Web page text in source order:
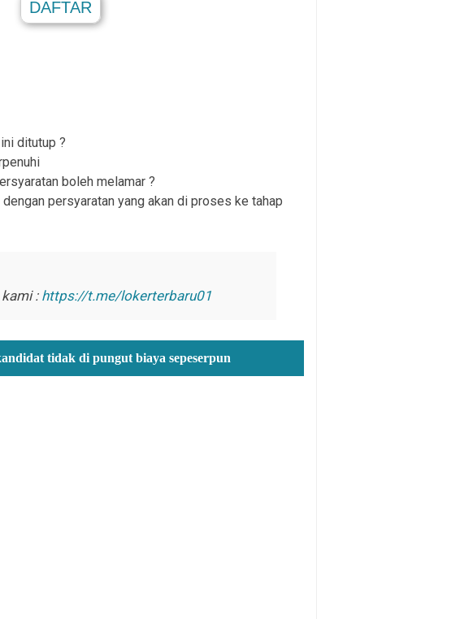
DAFTAR
.
ditutup ?
boleh melamar ?
persyaratan yang akan di proses ke tahap
: https://t.me/lokerterbaru01
tidak di pungut biaya sepeserpun